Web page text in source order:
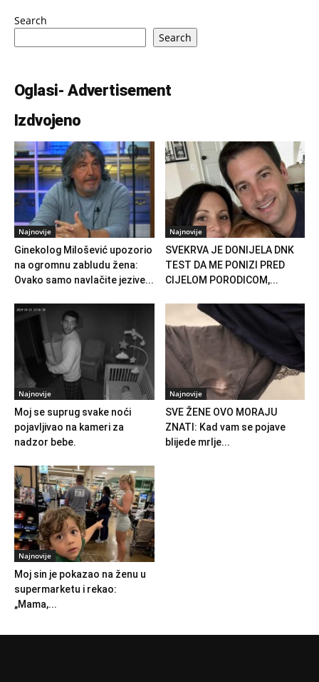
Search
Search
Oglasi- Advertisement
Izdvojeno
Najnovije
Ginekolog Milošević upozorio
na ogromnu zabludu žena:
Ovako samo navlačite jezive...
Najnovije
SVEKRVA JE DONIJELA DNK
TEST DA ME PONIZI PRED
CIJELOM PORODICOM,...
Najnovije
Moj se suprug svake noći
pojavljivao na kameri za
nadzor bebe.
Najnovije
SVE ŽENE OVO MORAJU
ZNATI: Kad vam se pojave
blijede mrlje...
Najnovije
Moj sin je pokazao na ženu u
supermarketu i rekao:
„Mama,...